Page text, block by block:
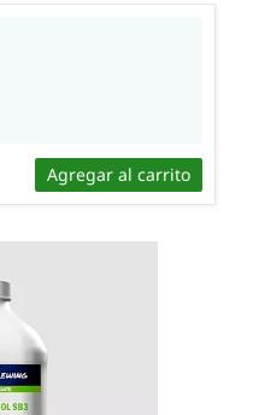
Agregar al carrito